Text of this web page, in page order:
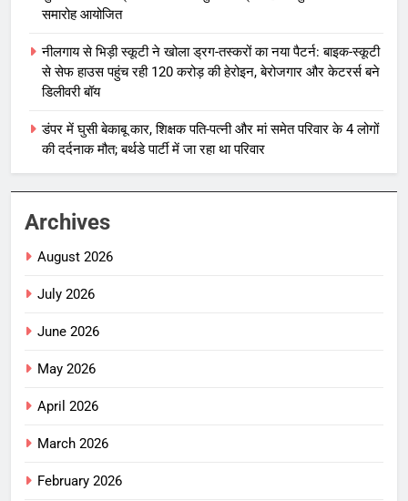
समारोह आयोजित
नीलगाय से भिड़ी स्कूटी ने खोला ड्रग-तस्करों का नया पैटर्न: बाइक-स्कूटी
से सेफ हाउस पहुंच रही 120 करोड़ की हेरोइन, बेरोजगार और केटरर्स बने
डिलीवरी बॉय
डंपर में घुसी बेकाबू कार, शिक्षक पति-पत्नी और मां समेत परिवार के 4 लोगों
की दर्दनाक मौत; बर्थडे पार्टी में जा रहा था परिवार
Archives
August 2026
July 2026
June 2026
May 2026
April 2026
March 2026
February 2026